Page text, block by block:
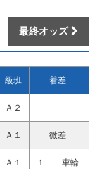
最終オッズ
級班 着差
Ａ２
Ａ１ 微差
Ａ１ １ 車輪